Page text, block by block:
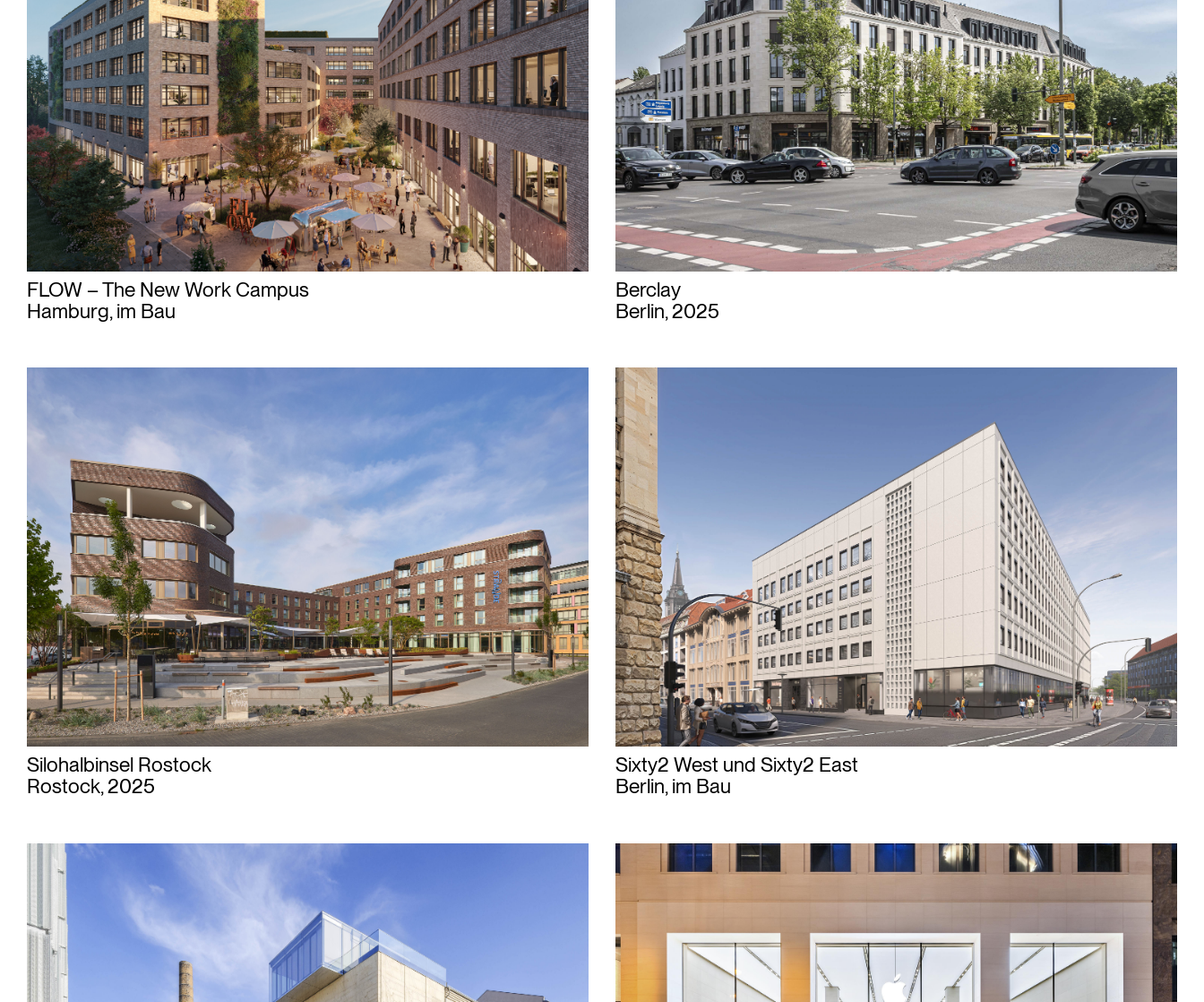
FLOW – The New Work Campus
Hamburg, im Bau
Berclay
Berlin, 2025
Silohalbinsel Rostock
Rostock, 2025
Sixty2 West und Sixty2 East
Berlin, im Bau